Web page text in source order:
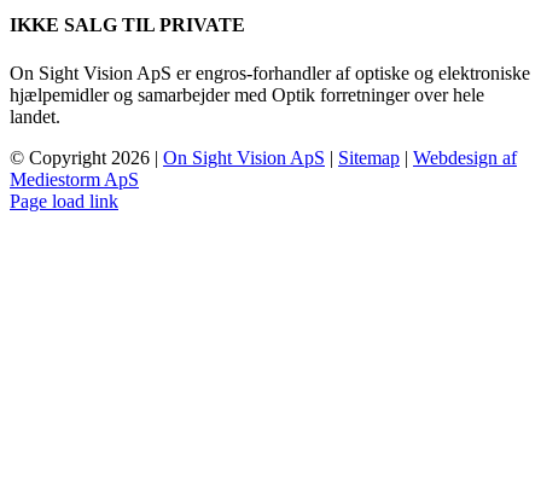
IKKE SALG TIL PRIVATE
On Sight Vision ApS er engros-forhandler af optiske og elektroniske
hjælpemidler og samarbejder med Optik forretninger over hele
landet.
© Copyright 2026 | On Sight Vision ApS | Sitemap | Webdesign af
Mediestorm ApS
Page load link